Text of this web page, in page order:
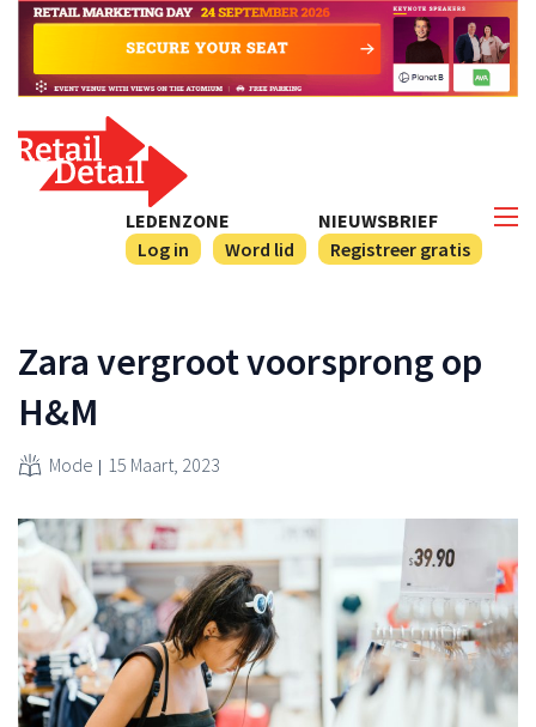
NIEUWSBRIEF
Registreer gratis
LEDENZONE
Log in
Word lid
Zara vergroot voorsprong op
H&M
Mode 15 Maart, 2023